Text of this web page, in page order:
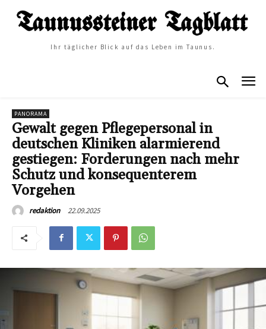
Ihr täglicher Blick auf das Leben im Taunus.
PANORAMA
Gewalt gegen Pflegepersonal in
deutschen Kliniken alarmierend
gestiegen: Forderungen nach mehr
Schutz und konsequenterem
Vorgehen
redaktion 22.09.2025